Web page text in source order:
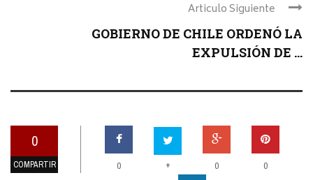
Articulo Siguiente
GOBIERNO DE CHILE ORDENÓ LA
EXPULSIÓN DE ...
0
COMPARTIR 0 + 0 0